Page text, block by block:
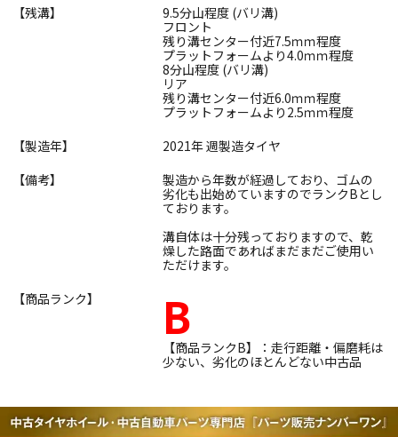
【残溝】
9.5分山程度 (バリ溝)
フロント
残り溝センター付近7.5ｍｍ程度
プラットフォームより4.0ｍｍ程度
8分山程度 (バリ溝)
リア
残り溝センター付近6.0ｍｍ程度
プラットフォームより2.5ｍｍ程度
【製造年】
2021年 週製造タイヤ
【備考】
製造から年数が経過しており、ゴムの
劣化も出始めていますのでランクBとし
ております。
溝自体は十分残っておりますので、乾
燥した路面であればまだまだご使用い
ただけます。
【商品ランク】
B
【商品ランクB】：走行距離・偏磨耗は
少ない、劣化のほとんどない中古品